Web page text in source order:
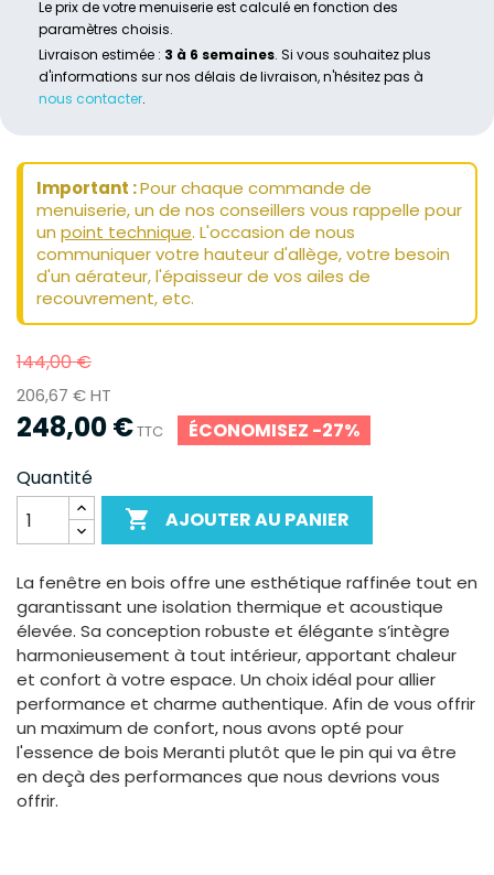
Le prix de votre menuiserie est calculé en fonction des
paramètres choisis.
Livraison estimée : 3 à 6 semaines. Si vous souhaitez plus
d'informations sur nos délais de livraison, n'hésitez pas à
nous contacter.
Important :Pour chaque commande de
menuiserie, un de nos conseillers vous rappelle pour
un point technique. L'occasion de nous
communiquer votre hauteur d'allège, votre besoin
d'un aérateur, l'épaisseur de vos ailes de
recouvrement, etc.
144,00 €
206,67 € HT
248,00 €TTC
ÉCONOMISEZ -27%
Quantité
 AJOUTER AU PANIER
La fenêtre en bois offre une esthétique raffinée tout en
garantissant une isolation thermique et acoustique
élevée. Sa conception robuste et élégante s’intègre
harmonieusement à tout intérieur, apportant chaleur
et confort à votre espace. Un choix idéal pour allier
performance et charme authentique. Afin de vous offrir
un maximum de confort, nous avons opté pour
l'essence de bois Meranti plutôt que le pin qui va être
en deçà des performances que nous devrions vous
offrir.